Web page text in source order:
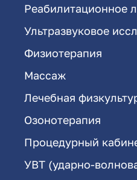
Реабилитационное
Ультразвуковое
Физиотерапия
Массаж
Лечебная
Озонотерапия
Процедурный
УВТ (ударно-